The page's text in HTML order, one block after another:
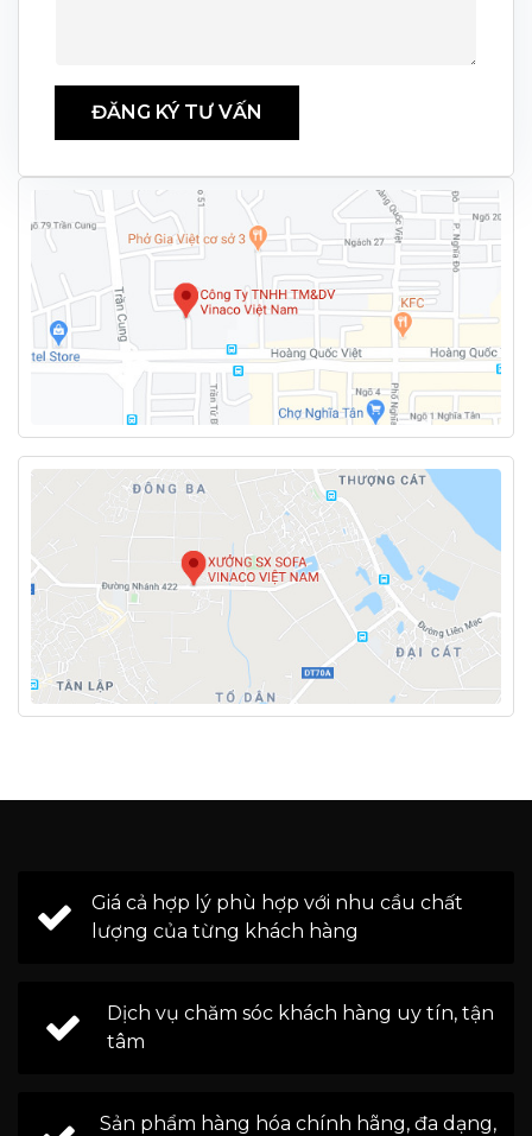
ĐĂNG KÝ TƯ VẤN
Giá cả hợp lý phù hợp với nhu cầu chất
lượng của từng khách hàng
Dịch vụ chăm sóc khách hàng uy tín, tận
tâm
Sản phẩm hàng hóa chính hãng, đa dạng,